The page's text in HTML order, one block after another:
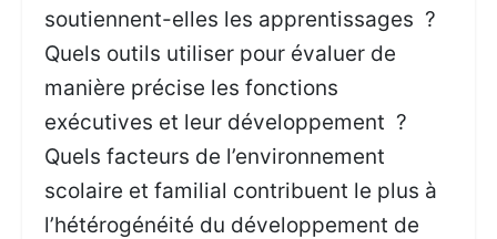
soutiennent-elles les apprentissages ?
Quels outils utiliser pour évaluer de
manière précise les fonctions
exécutives et leur développement ?
Quels facteurs de l’environnement
scolaire et familial contribuent le plus à
l’hétérogénéité du développement de